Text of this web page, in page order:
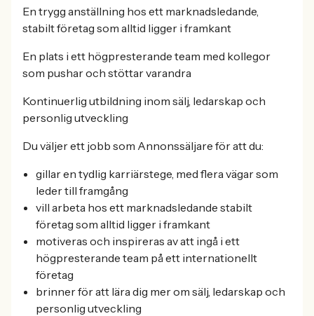
En trygg anställning hos ett marknadsledande,
stabilt företag som alltid ligger i framkant
En plats i ett högpresterande team med kollegor
som pushar och stöttar varandra
Kontinuerlig utbildning inom sälj, ledarskap och
personlig utveckling
Du väljer ett jobb som Annonssäljare för att du:
gillar en tydlig karriärstege, med flera vägar som
leder till framgång
vill arbeta hos ett marknadsledande stabilt
företag som alltid ligger i framkant
motiveras och inspireras av att ingå i ett
högpresterande team på ett internationellt
företag
brinner för att lära dig mer om sälj, ledarskap och
personlig utveckling